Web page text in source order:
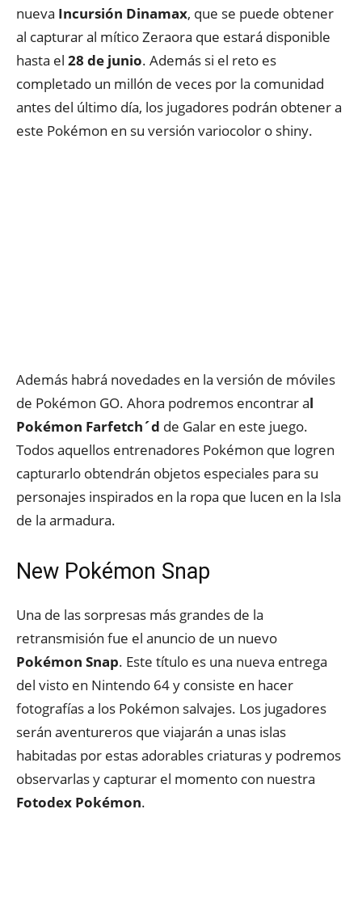
nueva Incursión Dinamax, que se puede obtener
al capturar al mítico Zeraora que estará disponible
hasta el 28 de junio. Además si el reto es
completado un millón de veces por la comunidad
antes del último día, los jugadores podrán obtener a
este Pokémon en su versión variocolor o shiny.
Además habrá novedades en la versión de móviles
de Pokémon GO. Ahora podremos encontrar al
Pokémon Farfetch´d de Galar en este juego.
Todos aquellos entrenadores Pokémon que logren
capturarlo obtendrán objetos especiales para su
personajes inspirados en la ropa que lucen en la Isla
de la armadura.
New Pokémon Snap
Una de las sorpresas más grandes de la
retransmisión fue el anuncio de un nuevo
Pokémon Snap. Este título es una nueva entrega
del visto en Nintendo 64 y consiste en hacer
fotografías a los Pokémon salvajes. Los jugadores
serán aventureros que viajarán a unas islas
habitadas por estas adorables criaturas y podremos
observarlas y capturar el momento con nuestra
Fotodex Pokémon.